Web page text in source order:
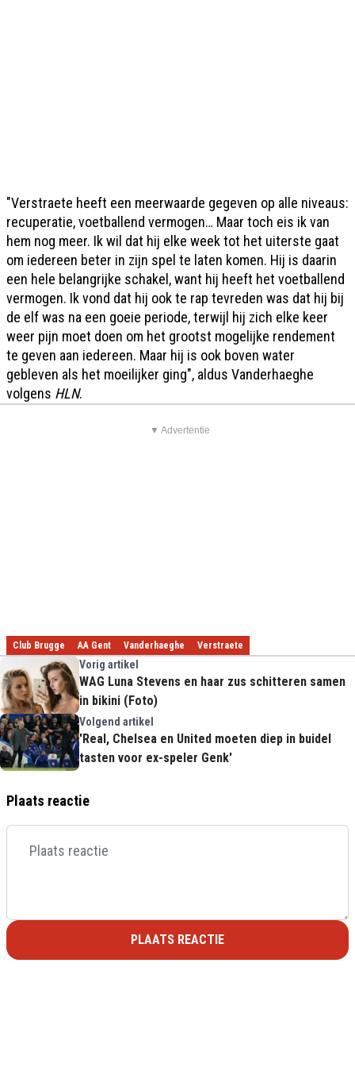
"Verstraete heeft een meerwaarde gegeven op alle niveaus:
recuperatie, voetballend vermogen… Maar toch eis ik van
hem nog meer. Ik wil dat hij elke week tot het uiterste gaat
om iedereen beter in zijn spel te laten komen. Hij is daarin
een hele belangrijke schakel, want hij heeft het voetballend
vermogen. Ik vond dat hij ook te rap tevreden was dat hij bij
de elf was na een goeie periode, terwijl hij zich elke keer
weer pijn moet doen om het grootst mogelijke rendement
te geven aan iedereen. Maar hij is ook boven water
gebleven als het moeilijker ging", aldus Vanderhaeghe
volgens HLN.
▼ Advertentie
Club Brugge AA Gent Vanderhaeghe Verstraete
Vorig artikel
WAG Luna Stevens en haar zus schitteren samen
in bikini (Foto)
Volgend artikel
'Real, Chelsea en United moeten diep in buidel
tasten voor ex-speler Genk'
Plaats reactie
PLAATS REACTIE